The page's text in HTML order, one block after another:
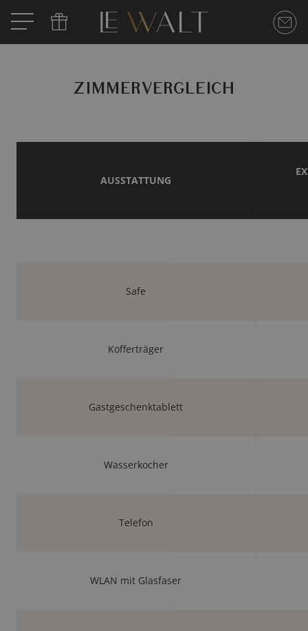
ZIMMERVERGLEICH
AUSSTATTUNG
Safe
Kofferträger
Gastgeschenktablett
Wasserkocher
Telefon
WLAN mit Glasfaser